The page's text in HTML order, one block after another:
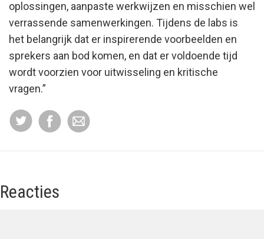
oplossingen, aanpaste werkwijzen en misschien wel
verrassende samenwerkingen. Tijdens de labs is
het belangrijk dat er inspirerende voorbeelden en
sprekers aan bod komen, en dat er voldoende tijd
wordt voorzien voor uitwisseling en kritische
vragen.”
Reacties